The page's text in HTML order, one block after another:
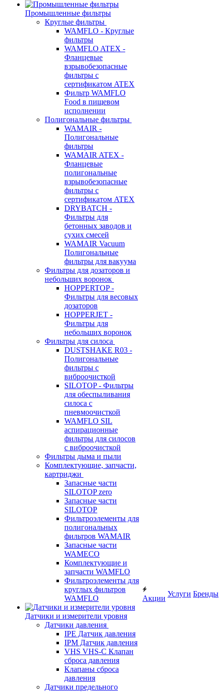
Промышленные фильтры
Круглые фильтры
WAMFLO - Круглые
фильтры
WAMFLO ATEX -
Фланцевые
взрывобезопасные
фильтры с
сертификатом ATEX
Фильтр WAMFLO
Food в пищевом
исполнении
Полигональные фильтры
WAMAIR -
Полигональные
фильтры
WAMAIR ATEX -
Фланцевые
полигональные
взрывобезопасные
фильтры с
сертификатом ATEX
DRYBATCH -
Фильтры для
бетонных заводов и
сухих смесей
WAMAIR Vacuum
Полигональные
фильтры для вакуума
Фильтры для дозаторов и
небольших воронок
HOPPERTOP -
Фильтры для весовых
дозаторов
HOPPERJET -
Фильтры для
небольших воронок
Фильтры для силоса
DUSTSHAKE R03 -
Полигональные
фильтры с
виброочисткой
SILOTOP - Фильтры
для обеспыливания
силоса c
пневмоочисткой
WAMFLO SIL
аспирационные
фильтры для силосов
с виброочисткой
Фильтры дыма и пыли
Комплектующие, запчасти,
картриджи
Запасные части
SILOTOP zero
Запасные части
SILOTOP
Фильтроэлементы для
полигональных
фильтров WAMAIR
Запасные части
WAMECO
Комплектующие и
запчасти WAMFLO
Фильтроэлементы для
круглых фильтров
WAMFLO
Датчики и измерители уровня
Датчики давления
IPE Датчик давления
IPM Датчик давления
VHS VHS-C Клапан
сброса давления
Клапаны сброса
давления
Датчики предельного
Акции
Услуги Бренды